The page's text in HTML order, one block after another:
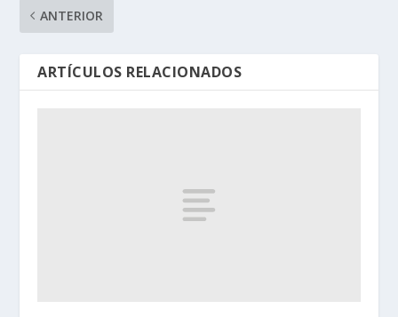
ANTERIOR
ARTÍCULOS RELACIONADOS